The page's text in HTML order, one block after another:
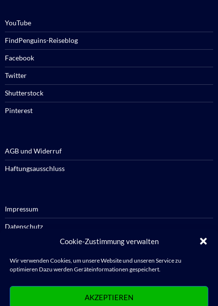
Cookie-Zustimmung verwalten
Wir verwenden Cookies, um unsere Website und unseren Service zu
optimieren Dazu werden Geräteinformationen gespeichert.
AKZEPTIEREN
YouTube
FindPenguins-Reiseblog
Facebook
Twitter
Shutterstock
Pinterest
AGB und Widerruf
Haftungsausschluss
Impressum
Datenschutz
Cookie-Richtlinie / Cookie policy
Anmelden